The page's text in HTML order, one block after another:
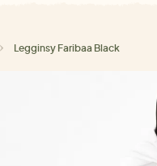
Legginsy Faribaa Black